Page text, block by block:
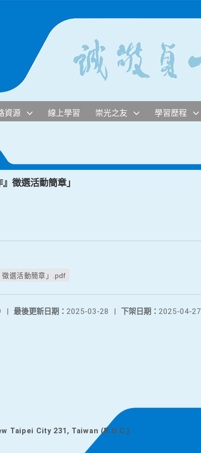
資源 線上學習 崇光之友 學習歷程
徵選活動簡章」
選活動簡章」.pdf
下架日期： 2025-04-27
最後更新日期： 2025-03-28 |
|
Taipei City 231, Taiwan (R.O.C.)